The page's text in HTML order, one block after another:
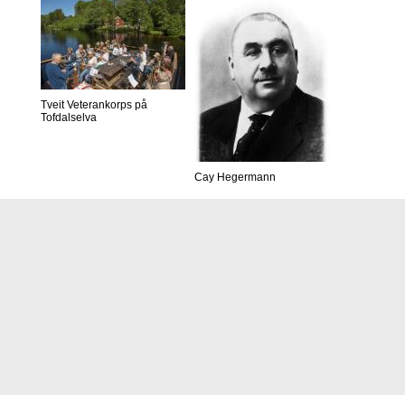
Tveit Veterankorps på
Tofdalselva
Cay Hegermann